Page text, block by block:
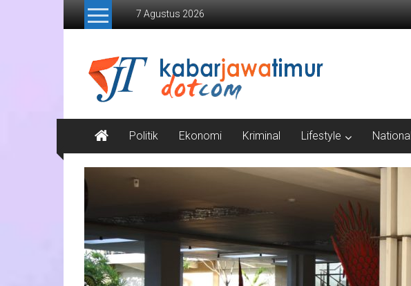
Lompat
7 Agustus 2026
Kabar
Jawa
Timur
Media
Online
Jawa
Timur
Politik Ekonomi Kriminal Lifestyle National